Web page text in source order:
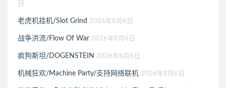
日
老虎机挂机/Slot Grind 2026年8月6日
战争洪流/Flow Of War 2026年8月6日
疯狗斯坦/DOGENSTEIN 2026年8月6日
机械狂欢/Machine Party/支持网络联机 2026年8月6日